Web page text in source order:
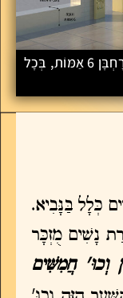
חוֹמוֹת הַר הַבַּיִת גָּבְהָן 6 אַמּוֹת וְרָחְבָּן 6 אַמּוֹת, בְּכָל
כְּלָל בַּנָּבִיא.
נָשִׁים מֻזְכָּר
וְכוּ' חֲמִשִּׁים